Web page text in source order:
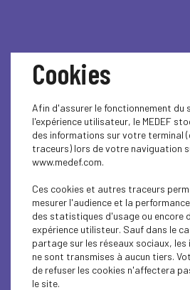
Atelier RSE
Bonjour à toutes et à tous,
Cookies
Afin d'assurer le fonctionnement du
l'expérience utilisateur, le MEDEF
des informations sur votre terminal
traceurs) lors de votre naviguation
www.medef.com.
Ces cookies et autres traceurs
mesurer l'audience et la
des statistiques d'usage ou encore
expérience utilisteur. Sauf dans le
partage sur les réseaux sociaux,
ne sont transmises à aucun tiers.
de refuser les cookies n'affectera
le site.